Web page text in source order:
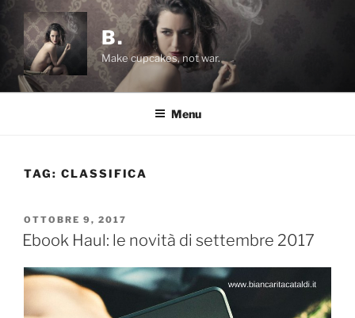
Salta
contenuto
B.
Make cupcakes, not war.
Menu
TAG: CLASSIFICA
PUBBLICATO
IL
OTTOBRE 9, 2017
Ebook Haul: le novità di settembre 2017